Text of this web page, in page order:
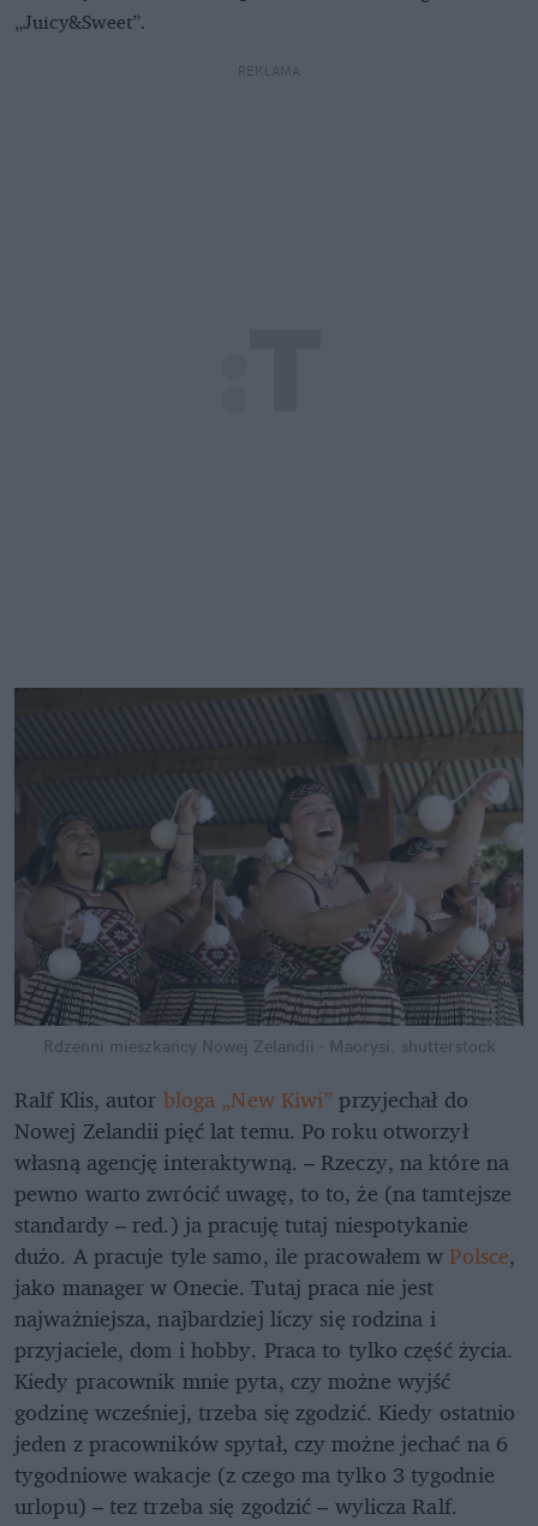
„Juicy&Sweet”.
REKLAMA
Rdzenni mieszkańcy Nowej Zelandii - Maorysi. shutterstock
Ralf Klis, autor bloga „New Kiwi” przyjechał do
Nowej Zelandii pięć lat temu. Po roku otworzył
własną agencję interaktywną. – Rzeczy, na które na
pewno warto zwrócić uwagę, to to, że (na tamtejsze
standardy – red.) ja pracuję tutaj niespotykanie
dużo. A pracuje tyle samo, ile pracowałem wPolsce,
jako manager w Onecie. Tutaj praca nie jest
najważniejsza, najbardziej liczy się rodzina i
przyjaciele, dom i hobby. Praca to tylko część życia.
Kiedy pracownik mnie pyta, czy możne wyjść
godzinę wcześniej, trzeba się zgodzić. Kiedy ostatnio
jeden z pracowników spytał, czy możne jechać na 6
tygodniowe wakacje (z czego ma tylko 3 tygodnie
urlopu) – tez trzeba się zgodzić – wylicza Ralf.